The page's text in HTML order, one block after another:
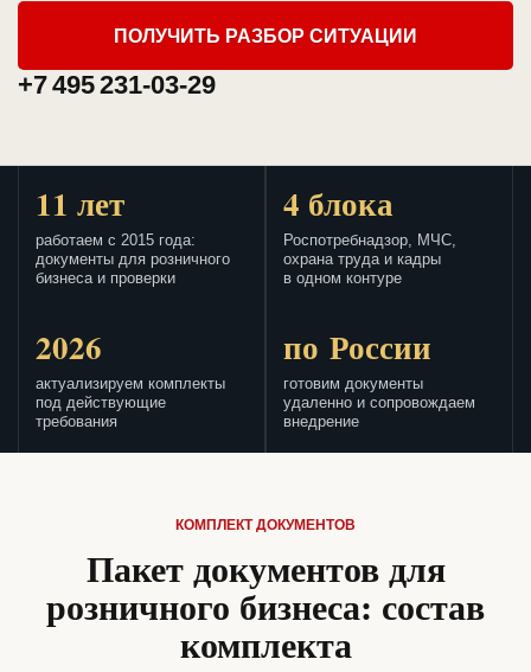
ПОЛУЧИТЬ РАЗБОР СИТУАЦИИ
+7 495 231-03-29
11 лет
работаем с 2015 года:
документы для розничного
бизнеса и проверки
4 блока
Роспотребнадзор, МЧС,
охрана труда и кадры
в одном контуре
2026
актуализируем комплекты
под действующие
требования
по России
готовим документы
удаленно и сопровождаем
внедрение
КОМПЛЕКТ ДОКУМЕНТОВ
Пакет документов для
розничного бизнеса: состав
комплекта